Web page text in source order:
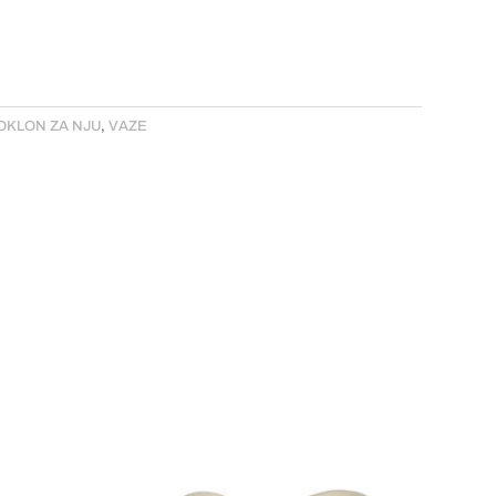
ZA NJU, VAZE